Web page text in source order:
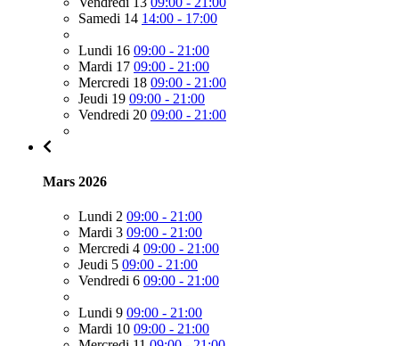
Samedi 14 14:00 - 17:00
Lundi 16 09:00 - 21:00
Mardi 17 09:00 - 21:00
Mercredi 18 09:00 - 21:00
Jeudi 19 09:00 - 21:00
Vendredi 20 09:00 - 21:00
Mars 2026
Lundi 2 09:00 - 21:00
Mardi 3 09:00 - 21:00
Mercredi 4 09:00 - 21:00
Jeudi 5 09:00 - 21:00
Vendredi 6 09:00 - 21:00
Lundi 9 09:00 - 21:00
Mardi 10 09:00 - 21:00